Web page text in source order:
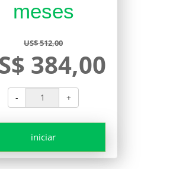
meses
US$ 512,00
384,00
- +
iniciar